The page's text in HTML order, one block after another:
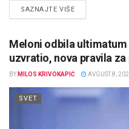
SAZNAJTE VIŠEDETAILS
Meloni odbila
uzvratio, nova pravila
BY MILOS KRIVOKAPIĆ AVGUST 8,
SVET